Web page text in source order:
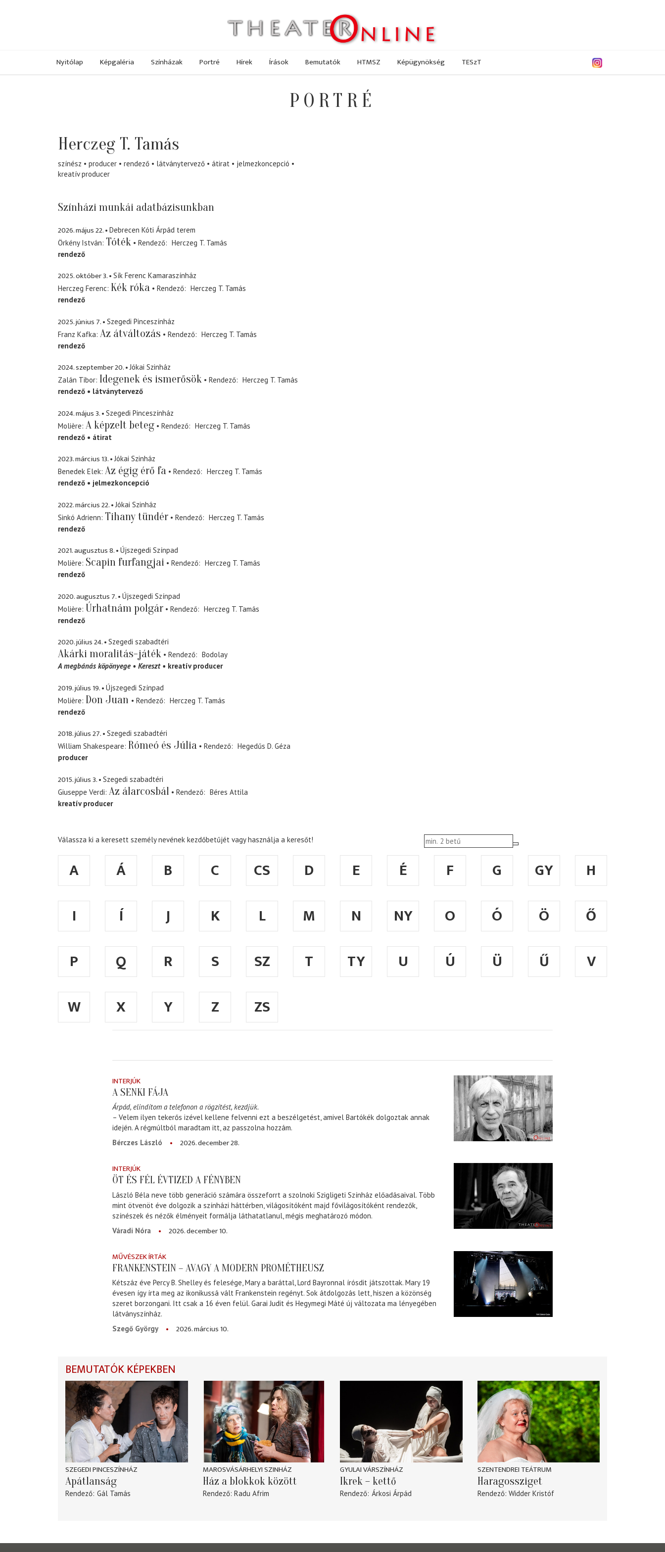
Nyitólap Képgaléria Színházak Portré Hírek Írások Bemutatók HTMSZ Képügynökség TESzT
PORTRÉ
Herczeg T. Tamás
színész producer rendező látványtervező átirat
jelmezkoncepció
kreatív producer
Színházi munkái adatbázisunkban
2026. május 22.
Debrecen Kóti Árpád terem
Örkény István Tóték Rendező
Herczeg T. Tamás
rendező
2025. október 3.
Sík Ferenc Kamaraszínház
Herczeg Ferenc Kék róka Rendező
Herczeg T. Tamás
rendező
2025. június 7.
Szegedi Pinceszínház
Franz Kafka Az átváltozás Rendező
Herczeg T. Tamás
rendező
2024. szeptember 20.
Jókai Szinház
Zalán Tibor Idegenek és ismerősök Rendező
Herczeg T. Tamás
rendező
látványtervező
2024. május 3.
Szegedi Pinceszínház
Molière A képzelt beteg Rendező
Herczeg T. Tamás
rendező
átirat
2023. március 13.
Jókai Szinház
Benedek Elek Az égig érő fa Rendező
Herczeg T. Tamás
rendező
jelmezkoncepció
2022. március 22.
Jókai Szinház
Sinkó Adrienn Tihany tündér Rendező
Herczeg T. Tamás
rendező
2021. augusztus 8.
Újszegedi Színpad
Molière Scapin furfangjai Rendező
Herczeg T. Tamás
rendező
2020. augusztus 7.
Újszegedi Színpad
Molière Úrhatnám polgár Rendező
Herczeg T. Tamás
rendező
2020. július 24. Szegedi szabadtéri
Akárki moralitás-játék Rendező
Bodolay
A megbánás köpönyege
Kereszt kreatív producer
2019. július 19.
Újszegedi Színpad
Molière Don Juan Rendező
Herczeg T. Tamás
rendező
2018. július 27.
Szegedi szabadtéri
William Shakespeare Rómeó és Júlia Rendező
Hegedűs D. Géza
producer
2015. július 3.
Szegedi szabadtéri
Giuseppe Verdi Az álarcosbál Rendező
Béres Attila
kreatív producer
Válassza ki a keresett személy nevének kezdőbetűjét vagy használja a keresőt!
A Á B C CS D E É F G GY
H
I
Í J K L M N NY O Ó Ö
Ő
P
Q R S SZ T TY U Ú Ü Ű
V
W
X Y Z ZS
INTERJÚK
A SENKI FÁJA
Árpád, elindítom a telefonon a rögzítést, kezdjük.
– Velem ilyen tekerős izével kellene felvenni ezt a beszélgetést, amivel Bartókék dolgoztak annak
idején. A régmúltból maradtam itt, az passzolna hozzám.
Bérczes László
2026. december 28.
INTERJÚK
ÖT ÉS FÉL ÉVTIZED A FÉNYBEN
László Béla neve több generáció számára összeforrt a szolnoki Szigligeti Színház előadásaival. Több
mint ötvenöt éve dolgozik a színházi háttérben, világosítóként majd fővilágosítóként rendezők,
színészek és nézők élményeit formálja láthatatlanul, mégis meghatározó módon.
Váradi Nóra
2026. december 10.
MŰVÉSZEK ÍRTÁK
FRANKENSTEIN – AVAGY A MODERN PROMÉTHEUSZ
Kétszáz éve Percy B. Shelley és felesége, Mary a baráttal, Lord Bayronnal írósdit játszottak. Mary 19
évesen így írta meg az ikonikussá vált Frankenstein regényt. Sok átdolgozás lett, hiszen a közönség
szeret borzongani. Itt csak a 16 éven felül. Garai Judit és Hegymegi Máté új változata ma lényegében
látványszínház.
Szegő György
2026. március 10.
BEMUTATÓK KÉPEKBEN
SZEGEDI PINCESZÍNHÁZ
Apátlanság
Rendező Gál Tamás
MAROSVÁSÁRHELYI SZINHÁZ
Ház a blokkok között
Rendező Radu Afrim
GYULAI VÁRSZÍNHÁZ
Ikrek – kettő
Rendező Árkosi Árpád
SZENTENDREI TEÁTRUM
Haragossziget
Rendező Widder Kristóf